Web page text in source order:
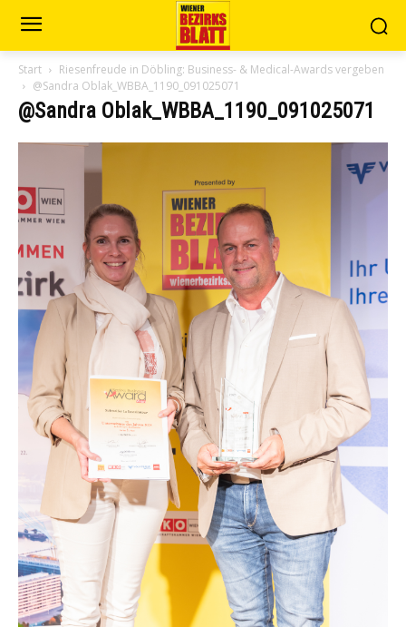
Start
Riesenfreude in Döbling: Business- & Medical-Awards vergeben
@Sandra Oblak_WBBA_1190_091025071
@Sandra Oblak_WBBA_1190_091025071